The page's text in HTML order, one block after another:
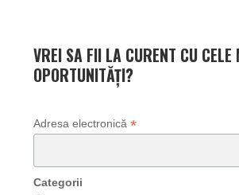
VREI SA FII LA CURENT CU CELE
OPORTUNITĂȚI?
Adresa electronică *
Categorii